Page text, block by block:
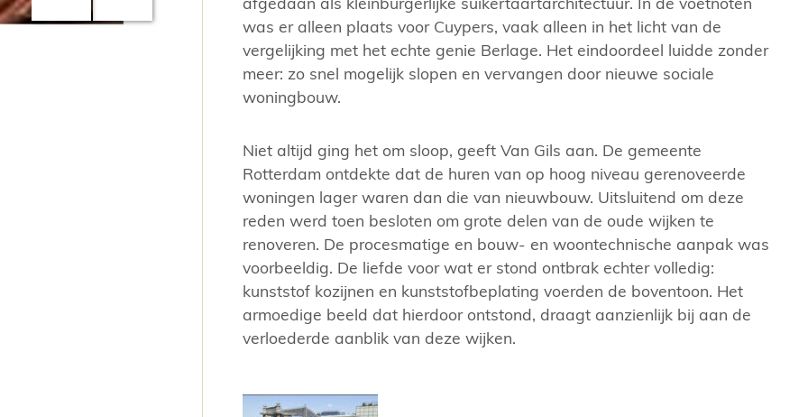
Willem van Gils was ook architect van onze voormalige brandweerkazerne ‘Oud-
Architect
was er alleen plaats voor Cuypers, vaak alleen in het licht van de
vergelijking met het echte genie Berlage. Het eindoordeel luidde zonder
meer: zo snel mogelijk slopen en vervangen door nieuwe sociale
woningbouw.
Niet altijd ging het om sloop, geeft Van Gils aan. De gemeente
Rotterdam ontdekte dat de huren van op hoog niveau gerenoveerde
woningen lager waren dan die van nieuwbouw. Uitsluitend om deze
reden werd toen besloten om grote delen van de oude wijken te
renoveren. De procesmatige en bouw- en woontechnische aanpak was
voorbeeldig. De liefde voor wat er stond ontbrak echter volledig:
kunststof kozijnen en kunststofbeplating voerden de boventoon. Het
armoedige beeld dat hierdoor ontstond, draagt aanzienlijk bij aan de
verloederde aanblik van deze wijken.